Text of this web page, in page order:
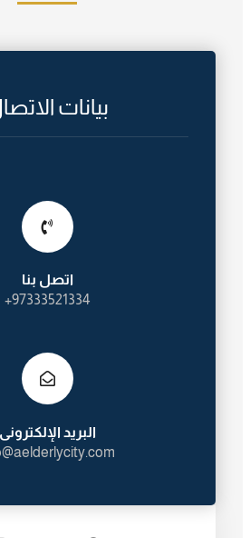
بيانات
اتصل بنا
97333521334+
البريد الإلكترونى